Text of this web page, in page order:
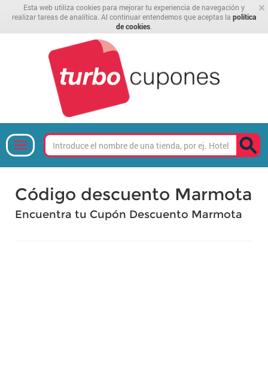
×
Esta web utiliza cookies para mejorar tu experiencia de navegación y
realizar tareas de analítica. Al continuar entendemos que aceptas la política
de cookies
Código descuento Marmota
Encuentra tu Cupón Descuento Marmota